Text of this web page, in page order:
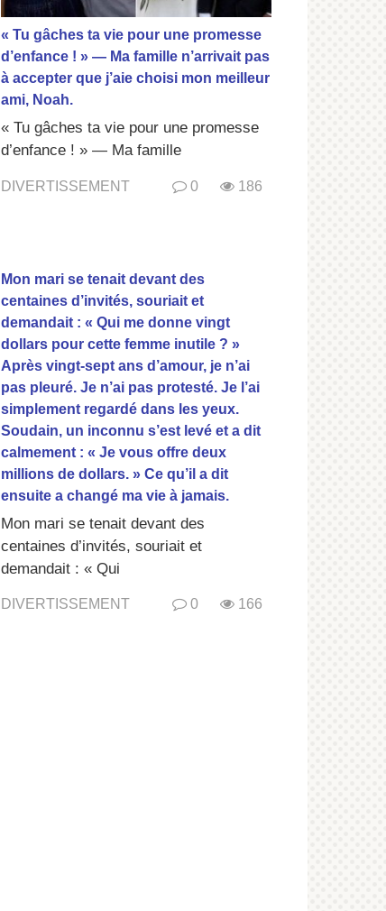
« Tu gâches ta vie pour une promesse
d’enfance ! » — Ma famille n’arrivait pas
à accepter que j’aie choisi mon meilleur
ami, Noah.
« Tu gâches ta vie pour une promesse
d’enfance ! » — Ma famille
DIVERTISSEMENT 0 186
Mon mari se tenait devant des
centaines d’invités, souriait et
demandait : « Qui me donne vingt
dollars pour cette femme inutile ? »
Après vingt-sept ans d’amour, je n’ai
pas pleuré. Je n’ai pas protesté. Je l’ai
simplement regardé dans les yeux.
Soudain, un inconnu s’est levé et a dit
calmement : « Je vous offre deux
millions de dollars. » Ce qu’il a dit
ensuite a changé ma vie à jamais.
Mon mari se tenait devant des
centaines d’invités, souriait et
demandait : « Qui
DIVERTISSEMENT 0 166